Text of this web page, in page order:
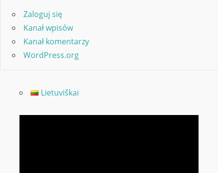
Zaloguj się
Kanał wpisów
Kanał komentarzy
WordPress.org
Lietuviškai